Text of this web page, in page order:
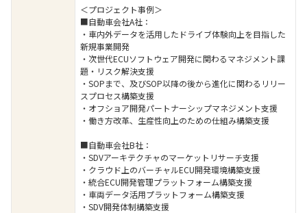
＜プロジェクト事例＞
■自動車会社A社：
・車内外データを活用したドライブ体験向上を目指した
新規事業開発
・次世代ECUソフトウェア開発に関わるマネジメント課
題・リスク解決支援
・SOPまで、及びSOP以降の後から進化に関わるリリー
スプロセス構築支援
・オフショア開発パートナーシップマネジメント支援
・働き方改革、生産性向上のための仕組み構築支援
■自動車会社B社：
・SDVアーキテクチャのマーケットリサーチ支援
・クラウド上のバーチャルECU開発環境構築支援
・統合ECU開発管理プラットフォーム構築支援
・車両データ活用プラットフォーム構築支援
・SDV開発体制構築支援